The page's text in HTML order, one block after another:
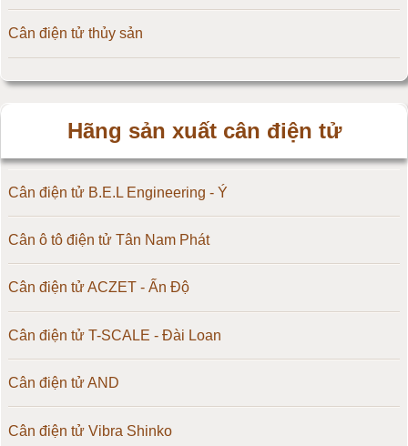
Cân điện tử thủy sản
Hãng sản xuất cân điện tử
Cân điện tử B.E.L Engineering - Ý
Cân ô tô điện tử Tân Nam Phát
Cân điện tử ACZET - Ấn Độ
Cân điện tử T-SCALE - Đài Loan
Cân điện tử AND
Cân điện tử Vibra Shinko